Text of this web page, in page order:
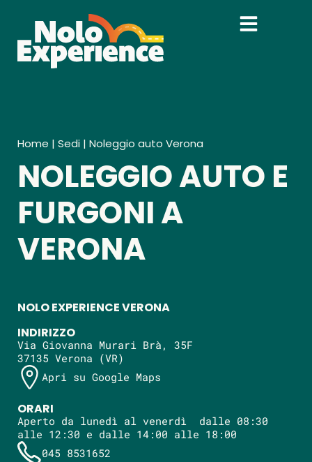
Home | Sedi | Noleggio auto Verona
NOLEGGIO AUTO E
FURGONI A
VERONA
NOLO EXPERIENCE VERONA
INDIRIZZO
Via Giovanna Murari Brà, 35F
37135 Verona (VR)
Apri su Google Maps
ORARI
Aperto da lunedì al venerdì dalle 08:30
alle 12:30 e dalle 14:00 alle 18:00
045 8531652